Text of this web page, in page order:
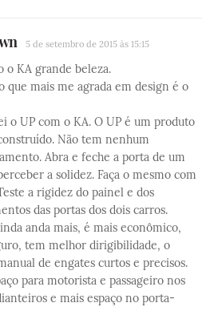
5 de setembro de 2015 às 15:15
o KA grande beleza.
que mais me agrada em design é o
o UP com o KA. O UP é um produto
Não tem nenhum
Abra e feche a porta de um
a solidez. Faça o mesmo com
a rigidez do painel e dos
das portas dos dois carros.
anda mais, é mais econômico,
tem melhor dirigibilidade, o
de engates curtos e precisos.
para motorista e passageiro nos
e mais espaço no porta-